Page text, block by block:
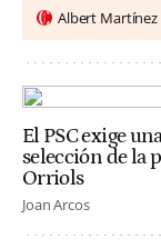
Albert Martínez
El PSC exige
selección de la
Orriols
Joan Arcos